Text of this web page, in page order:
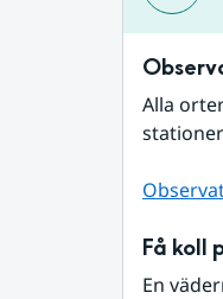
Alla
Få koll
En